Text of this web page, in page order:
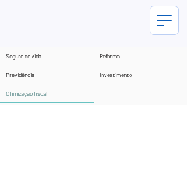
Seguro de vida Reforma
Previdência Investimento
Otimização fiscal